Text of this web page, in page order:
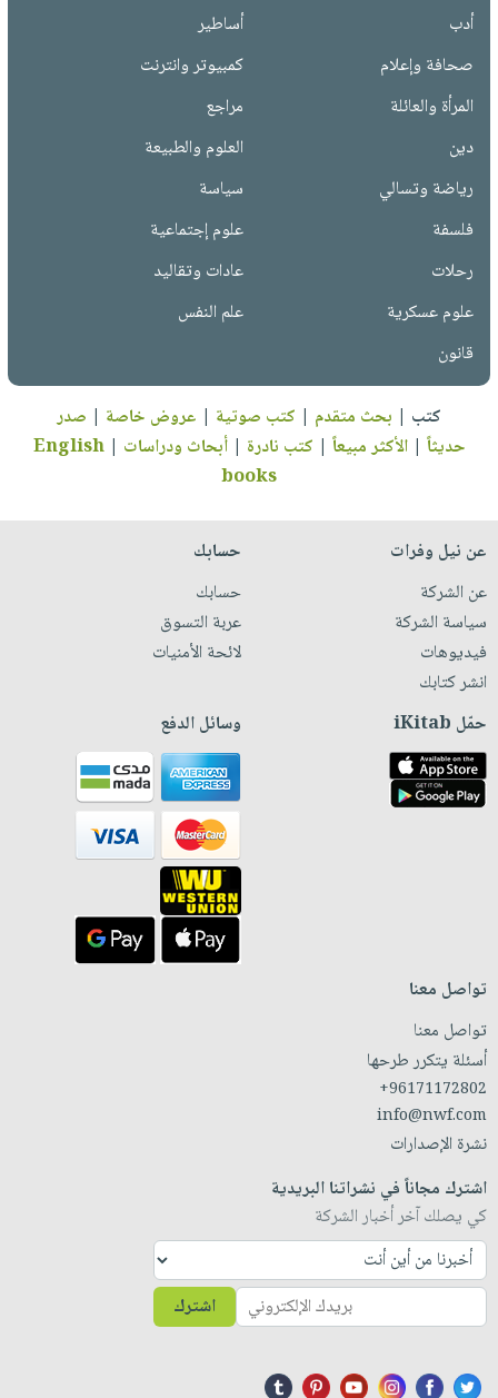
أدب
أساطير
صحافة وإعلام
كمبيوتر وانترنت
المرأة والعائلة
مراجع
دين
العلوم والطبيعة
رياضة وتسالي
سياسة
فلسفة
علوم إجتماعية
رحلات
عادات وتقاليد
علوم عسكرية
علم النفس
قانون
كتب | بحث متقدم | كتب صوتية | عروض خاصة | صدر
حديثاً |الأكثر مبيعاً | كتب نادرة |أبحاث ودراسات |
English
books
عن نيل وفرات
عن الشركة
سياسة الشركة
فيديوهات
انشر كتابك
حسابك
حسابك
عربة التسوق
لائحة الأمنيات
حمّل iKitab وسائل الدفع
تواصل معنا
تواصل معنا
أسئلة يتكرر طرحها
+96171172802
info@nwf.com
نشرة الإصدارات
اشترك مجاناً في نشراتنا البريدية
كي يصلك آخر أخبار الشركة
اشترك